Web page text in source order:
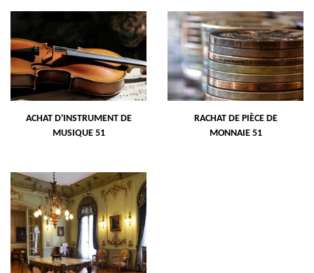
ACHAT D'INSTRUMENT DE
MUSIQUE 51
RACHAT DE PIÈCE DE
MONNAIE 51